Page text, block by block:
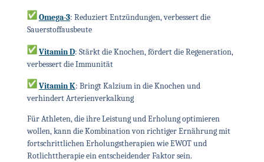
Omega-3: Reduziert Entzündungen, verbessert die
Sauerstoffausbeute
Vitamin D: Stärkt die Knochen, fördert die Regeneration,
verbessert die Immunität
Vitamin K: Bringt Kalzium in die Knochen und
verhindert Arterienverkalkung
Für Athleten, die ihre Leistung und Erholung optimieren
wollen, kann die Kombination von richtiger Ernährung mit
fortschrittlichen Erholungstherapien wie EWOT und
Rotlichttherapie ein entscheidender Faktor sein.